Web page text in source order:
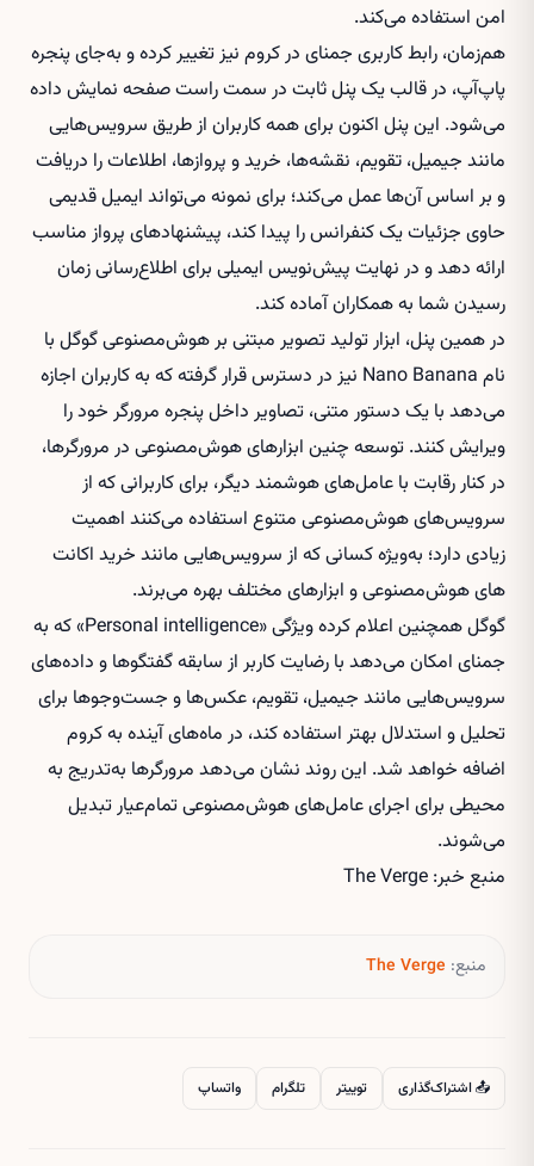
امن استفاده می‌کند.
هم‌زمان، رابط کاربری جمنای در کروم نیز تغییر کرده و به‌جای پنجره
پاپ‌آپ، در قالب یک پنل ثابت در سمت راست صفحه نمایش داده
می‌شود. این پنل اکنون برای همه کاربران از طریق سرویس‌هایی
مانند جیمیل، تقویم، نقشه‌ها، خرید و پروازها، اطلاعات را دریافت
و بر اساس آن‌ها عمل می‌کند؛ برای نمونه می‌تواند ایمیل قدیمی
حاوی جزئیات یک کنفرانس را پیدا کند، پیشنهادهای پرواز مناسب
ارائه دهد و در نهایت پیش‌نویس ایمیلی برای اطلاع‌رسانی زمان
رسیدن شما به همکاران آماده کند.
در همین پنل، ابزار تولید تصویر مبتنی بر هوش‌مصنوعی گوگل با
نام Nano Banana نیز در دسترس قرار گرفته که به کاربران اجازه
می‌دهد با یک دستور متنی، تصاویر داخل پنجره مرورگر خود را
ویرایش کنند. توسعه چنین ابزارهای هوش‌مصنوعی در مرورگرها،
در کنار رقابت با عامل‌های هوشمند دیگر، برای کاربرانی که از
سرویس‌های هوش‌مصنوعی متنوع استفاده می‌کنند اهمیت
زیادی دارد؛ به‌ویژه کسانی که از سرویس‌هایی مانند خرید اکانت
های هوش‌مصنوعیو ابزارهای مختلف بهره می‌برند.
گوگل همچنین اعلام کرده ویژگی «Personal intelligence» که به
جمنای امکان می‌دهد با رضایت کاربر از سابقه گفتگوها و داده‌های
سرویس‌هایی مانند جیمیل، تقویم، عکس‌ها و جست‌وجوها برای
تحلیل و استدلال بهتر استفاده کند، در ماه‌های آینده به کروم
اضافه خواهد شد. این روند نشان می‌دهد مرورگرها به‌تدریج به
محیطی برای اجرای عامل‌های هوش‌مصنوعی تمام‌عیار تبدیل
می‌شوند.
منبع خبر: The Verge
منبع: The Verge
📤 اشتراک‌گذاری توییتر تلگرام واتساپ